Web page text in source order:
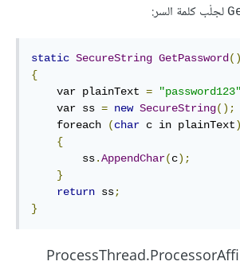
لجلْب كلمة السر:
static SecureString GetPassword()
{
    var plainText
= "password123"
    var ss
= new SecureString();
    foreach
(char c in plainText)
{
        ss
.AppendChar(c);
}
return ss;
}